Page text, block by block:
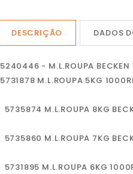
DESCRIÇÃO DADOS
5240446 - M.L.ROUPA
5731878 M.L.ROUPA 5KG
5735874 M.L.ROUPA 8KG
5735860 M.L.ROUPA 7KG
5731895 M.L.ROUPA 6KG